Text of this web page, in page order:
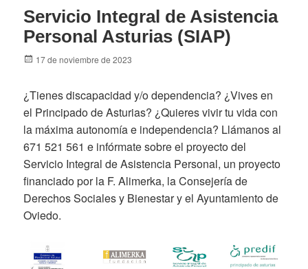
Servicio Integral de Asistencia
Personal Asturias (SIAP)
Posted
17 de noviembre de 2023
¿Tienes discapacidad y/o dependencia? ¿Vives en
el Principado de Asturias? ¿Quieres vivir tu vida con
la máxima autonomía e independencia? Llámanos al
671 521 561 e infórmate sobre el proyecto del
Servicio Integral de Asistencia Personal, un proyecto
financiado por la F. Alimerka, la Consejería de
Derechos Sociales y Bienestar y el Ayuntamiento de
Oviedo.